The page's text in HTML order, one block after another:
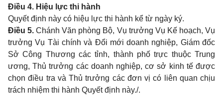
Điều 4. Hiệu lực thi hành
Quyết định này có hiệu lực thi hành kể từ ngày ký.
Điều 5. Chánh Văn phòng Bộ, Vụ trưởng Vụ Kế hoạch, Vụ
trưởng Vụ Tài chính và Đổi mới doanh nghiệp, Giám đốc
Sở Công Thương các tỉnh, thành phố trực thuộc Trung
ương, Thủ trưởng các doanh nghiệp, cơ sở kinh tế được
chọn điều tra và Thủ trưởng các đơn vị có liên quan chịu
trách nhiệm thi hành Quyết định này./.